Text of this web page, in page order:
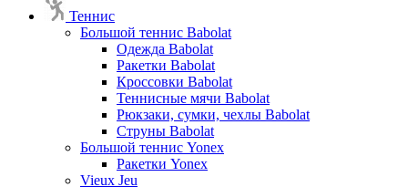
Теннис
Большой теннис Babolat
Одежда Babolat
Ракетки Babolat
Кроссовки Babolat
Теннисные мячи Babolat
Рюкзаки, сумки, чехлы Babolat
Струны Babolat
Большой теннис Yonex
Ракетки Yonex
Vieux Jeu